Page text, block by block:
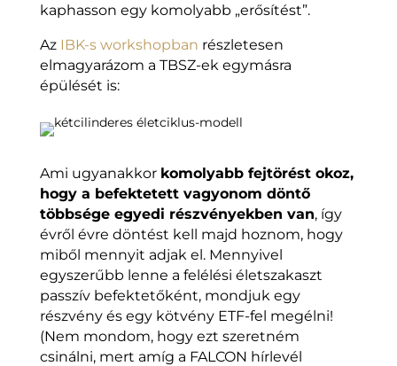
kaphasson egy komolyabb „erősítést”.
Az IBK-s workshopban részletesen
elmagyarázom a TBSZ-ek egymásra
épülését is:
Ami ugyanakkor komolyabb fejtörést okoz,
hogy a befektetett vagyonom döntő
többsége egyedi részvényekben van, így
évről évre döntést kell majd hoznom, hogy
miből mennyit adjak el. Mennyivel
egyszerűbb lenne a felélési életszakaszt
passzív befektetőként, mondjuk egy
részvény és egy kötvény ETF-fel megélni!
(Nem mondom, hogy ezt szeretném
csinálni, mert amíg a FALCON hírlevél